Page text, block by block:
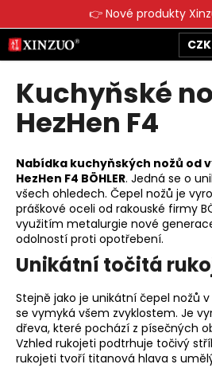
👉 Nové produkty
Přejít
na
obsah
CZK
Kuchyňské
HezHen F4
Nabídka kuchyňských nožů od
HezHen F4 BÖHLER. Jedná se o
všech ohledech. Čepel nožů je
práškové oceli od rakouské firmy
využitím metalurgie nové
odolností proti opotřebení.
Unikátní točitá
Stejně jako je unikátní čepel nožů
se vymyká všem zvyklostem. Je
dřeva, které pochází z písečných
Vzhled rukojeti podtrhuje točivý
rukojeti tvoří titanová hlava s
o
š Zpět
Zpět
C
o
p
t
ř
e
b
u
j
e
t
e
n